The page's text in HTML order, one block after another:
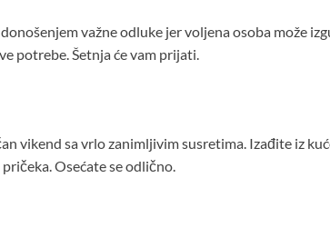
važne odluke jer voljena osoba može
potrebe. Šetnja će vam prijati.
vikend sa vrlo zanimljivim susretima. Izađite iz
Osećate se odlično.